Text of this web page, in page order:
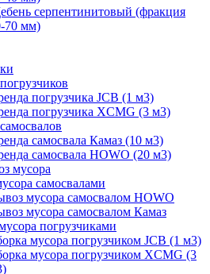
серпентинитовый (фракция
70 мм)
погрузчика JCB (1 м3)
погрузчика XCMG (3 м3)
самосвала Камаз (10 м3)
самосвала HOWO (20 м3)
мусора
самосвалами
мусора самосвалом HOWO
мусора самосвалом Камаз
погрузчиками
мусора погрузчиком JCB (1 м3)
мусора погрузчиком XCMG (3